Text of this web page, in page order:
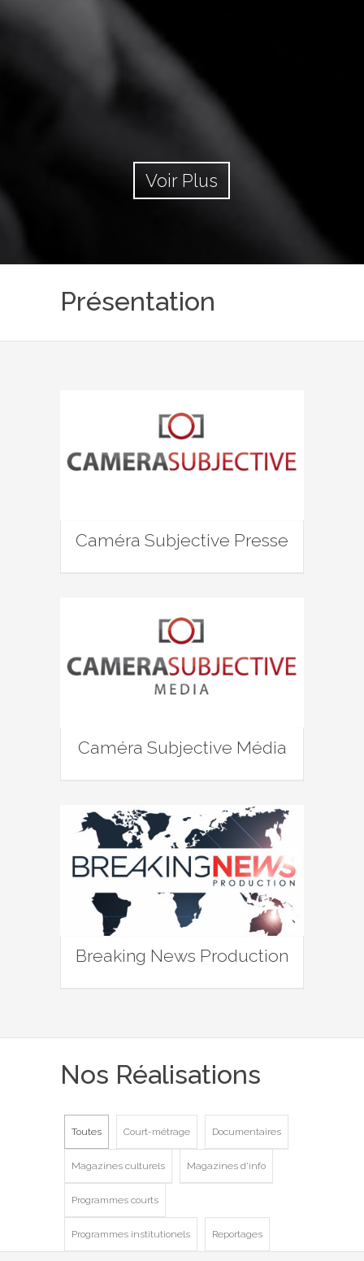
Voir Plus
Présentation
Caméra Subjective Presse
Caméra Subjective Média
Breaking News Production
Nos Réalisations
Toutes Court-métrage Documentaires
Magazines culturels Magazines d'info
Programmes courts
Programmes institutionels Reportages